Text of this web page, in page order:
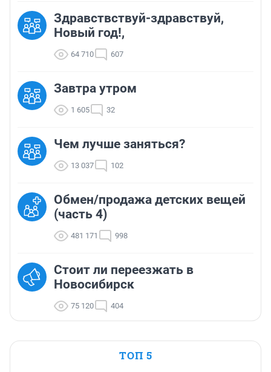
Здравствствуй-здравствуй,
Новый год!,
64 710 607
Завтра утром
1 605 32
Чем лучше заняться?
13 037 102
Обмен/продажа детских вещей
(часть 4)
481 171 998
Стоит ли переезжать в
Новосибирск
75 120 404
ТОП 5